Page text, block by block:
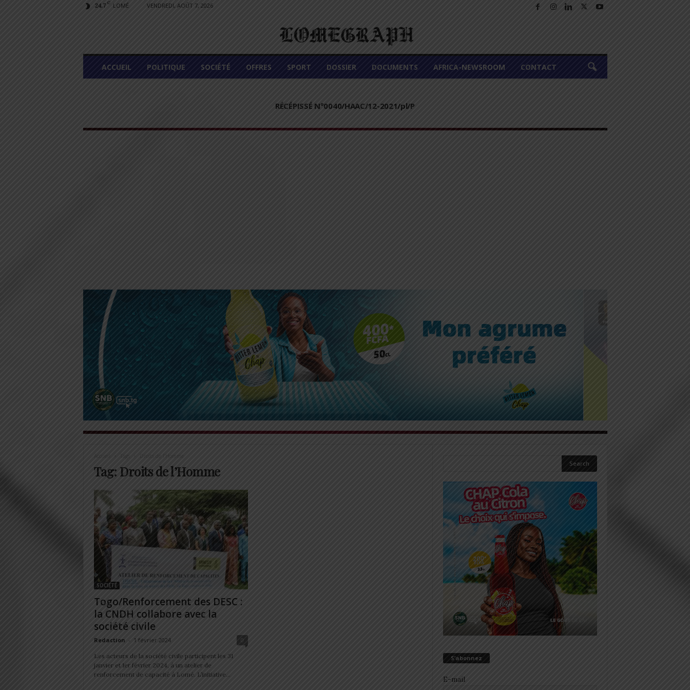
24.7 C LOMÉ VENDREDI, AOÛT 7, 2026
L
M
ACCUEIL POLITIQUE SOCIÉTÉ OFFRES SPORT DOSSIER DOCUMENTS AFRICA-NEWSROOM CONTACT
RÉCÉPISSÉ N°0040/HAAC/12-2021/pl/P
Accueil Tags Droits de l’Homme
Tag: Droits de l’Homme
SOCIÉTÉ
Togo/Renforcement des DESC :
la CNDH collabore avec la
société civile
Redaction - 1 février 2024 0
Les acteurs de la société civile participent les 31
janvier et 1er février 2024, à un atelier de
renforcement de capacité à Lomé. L’initiative...
S’abonnez
E-mail